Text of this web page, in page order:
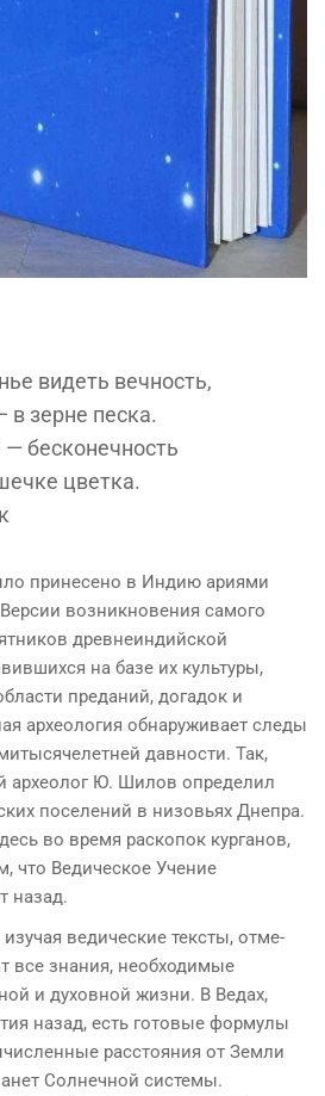
видеть вечность,
зерне песка.
— бесконечность
цветка.
принесено в Индию ариями
возникновения самого
древнеиндийской
на базе их культуры,
преданий, догадок и
археология обнаруживает следы
давности. Так,
археолог Ю. Шилов определил
поселений в низовьях Днепра.
во время раскопок курганов,
что Ведическое Учение
назад.
ведические тексты, отме­
все знания, необходимые
и духовной жизни. В Ведах,
назад, есть готовые формулы
расстояния от Земли
Солнечной системы.